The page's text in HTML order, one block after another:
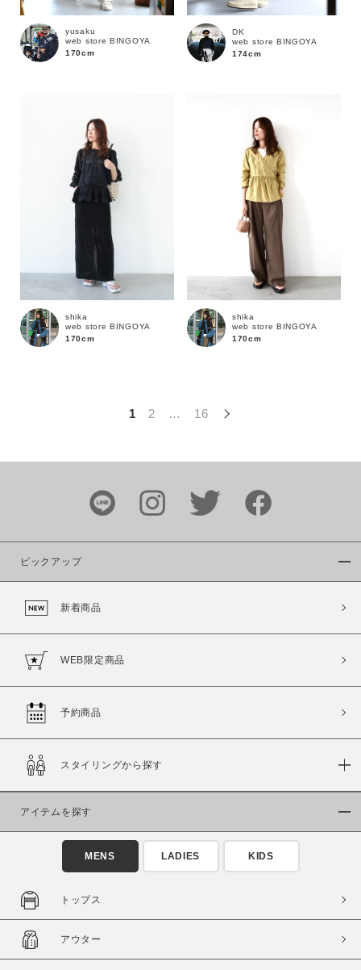
この条件で絞り込む
yusaku
web store BINGOYA
170cm
DK
web store BINGOYA
174cm
shika
web store BINGOYA
170cm
shika
web store BINGOYA
170cm
1 2 … 16
ピックアップ
新着商品
WEB限定商品
予約商品
スタイリングから探す
アイテムを探す
MENS LADIES KIDS
トップス
アウター